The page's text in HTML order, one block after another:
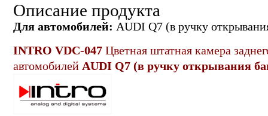
Описание продукта
Для автомобилей: AUDI Q7 (в ручку
INTRO VDC-047 Цветная штатная камера
автомобилей AUDI Q7 (в ручку открывания